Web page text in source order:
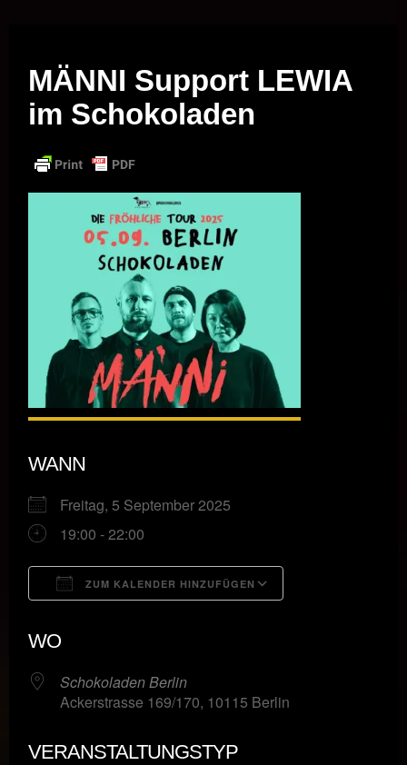
MÄNNI Support LEWIA
im Schokoladen
WANN
Freitag, 5 September 2025
19:00 - 22:00
ZUM KALENDER HINZUFÜGEN
WO
Schokoladen Berlin
Ackerstrasse 169/170, 10115 Berlin
VERANSTALTUNGSTYP